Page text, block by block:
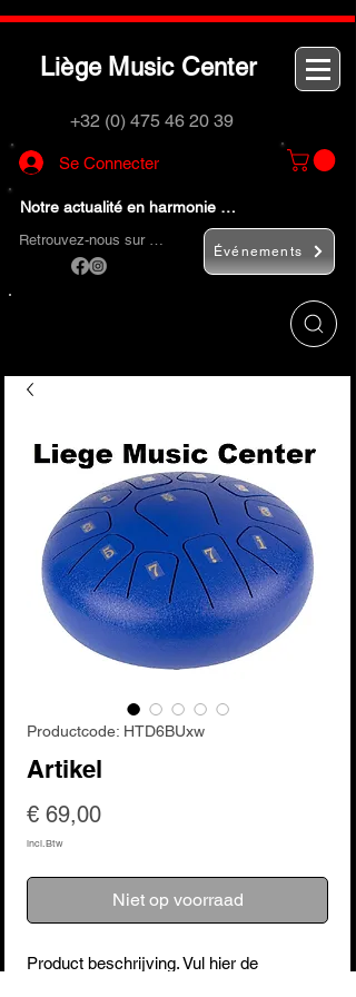
Liège M usic Center
+32 (0) 475 46 20 39
Se Connecter
Notre actualité en harmonie …
Retrouvez-nous sur …
Événements
Productcode: HTD6BUxw
Artikel
€ 69,00Prijs
incl.Btw
Niet op voorraad
Product beschrijving. Vul hier de